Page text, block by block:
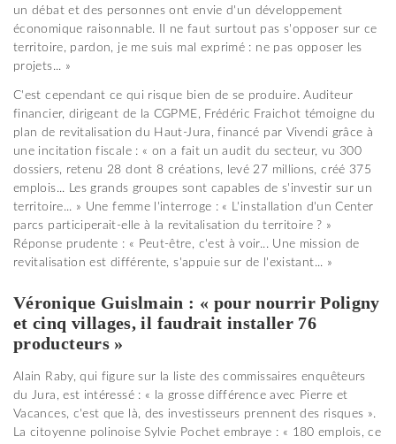
un débat et des personnes ont envie d'un développement
économique raisonnable. Il ne faut surtout pas s'opposer sur ce
territoire, pardon, je me suis mal exprimé : ne pas opposer les
projets... »
C'est cependant ce qui risque bien de se produire. Auditeur
financier, dirigeant de la CGPME, Frédéric Fraichot témoigne du
plan de revitalisation du Haut-Jura, financé par Vivendi grâce à
une incitation fiscale : « on a fait un audit du secteur, vu 300
dossiers, retenu 28 dont 8 créations, levé 27 millions, créé 375
emplois... Les grands groupes sont capables de s'investir sur un
territoire... » Une femme l'interroge : « L'installation d'un Center
parcs participerait-elle à la revitalisation du territoire ? »
Réponse prudente : « Peut-être, c'est à voir... Une mission de
revitalisation est différente, s'appuie sur de l'existant... »
Véronique Guislmain : « pour nourrir Poligny
et cinq villages, il faudrait installer 76
producteurs »
Alain Raby, qui figure sur la liste des commissaires enquêteurs
du Jura, est intéressé : « la grosse différence avec Pierre et
Vacances, c'est que là, des investisseurs prennent des risques ».
La citoyenne polinoise Sylvie Pochet embraye : « 180 emplois, ce